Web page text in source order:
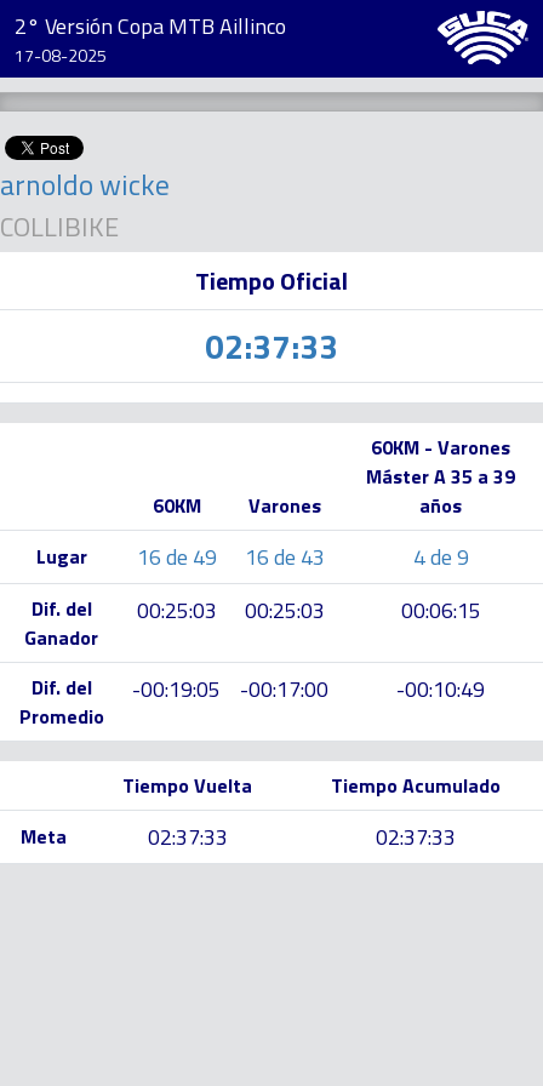
2° Versión Copa MTB Aillinco
17-08-2025
arnoldo wicke
COLLIBIKE
Tiempo Oficial
02:37:33
60KM Varones
60KM - Varones
Máster A 35 a 39
años
Lugar
16 de 49 16 de 43 4 de 9
Dif. del
Ganador
00:25:03 00:25:03 00:06:15
Dif. del
Promedio
-00:19:05 -00:17:00 -00:10:49
Tiempo Vuelta
Tiempo Acumulado
Meta
02:37:33 02:37:33